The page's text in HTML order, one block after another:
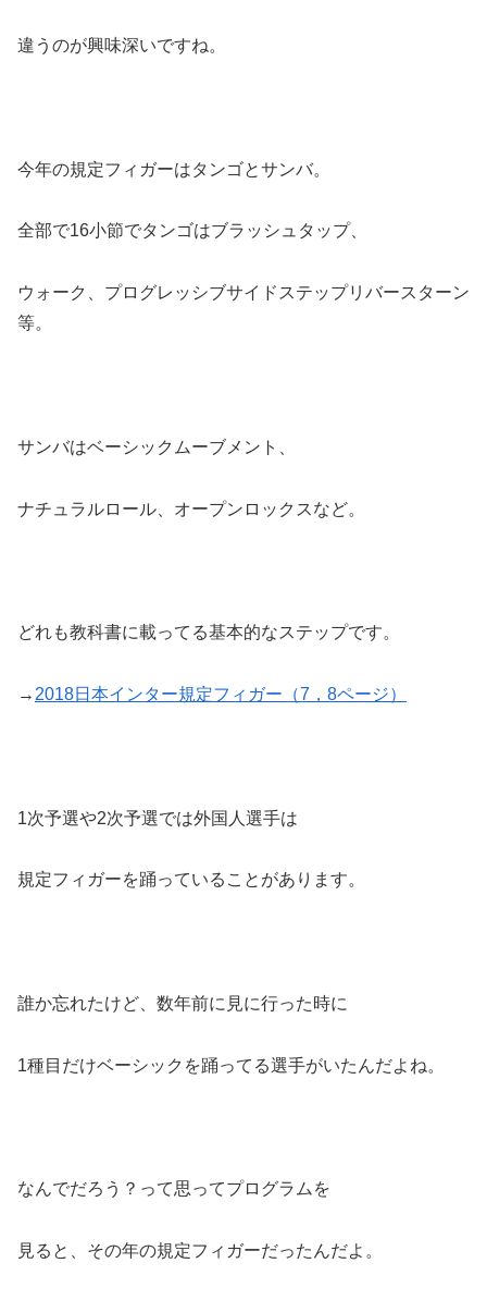
違うのが興味深いですね。
今年の規定フィガーはタンゴとサンバ。
全部で16小節でタンゴはブラッシュタップ、
ウォーク、プログレッシブサイドステップリバースターン
等。
サンバはベーシックムーブメント、
ナチュラルロール、オープンロックスなど。
どれも教科書に載ってる基本的なステップです。
→ 2018日本インター規定フィガー（7，8ページ）
1次予選や2次予選では外国人選手は
規定フィガーを踊っていることがあります。
誰か忘れたけど、数年前に見に行った時に
1種目だけベーシックを踊ってる選手がいたんだよね。
なんでだろう？って思ってプログラムを
見ると、その年の規定フィガーだったんだよ。